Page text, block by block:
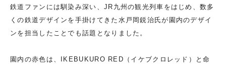
鉄道ファンには馴染み深い、JR九州の観光列車をはじめ、数多
くの鉄道デザインを手掛けてきた水戸岡鋭治氏が園内のデザイ
ンを担当したことでも話題となりました。
園内の赤色は、IKEBUKURO RED（イケブクロレッド）と命